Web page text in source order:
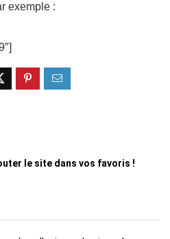
exemple :
le site dans vos favoris !